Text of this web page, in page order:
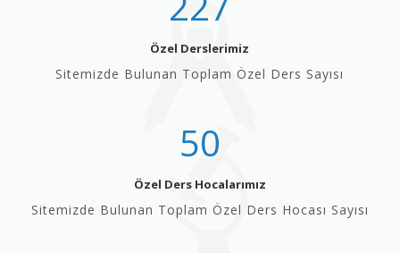
Özel Derslerimiz
Sitemizde Bulunan Toplam Özel Ders Sayısı
50
Özel Ders Hocalarımız
Sitemizde Bulunan Toplam Özel Ders Hocası Sayısı